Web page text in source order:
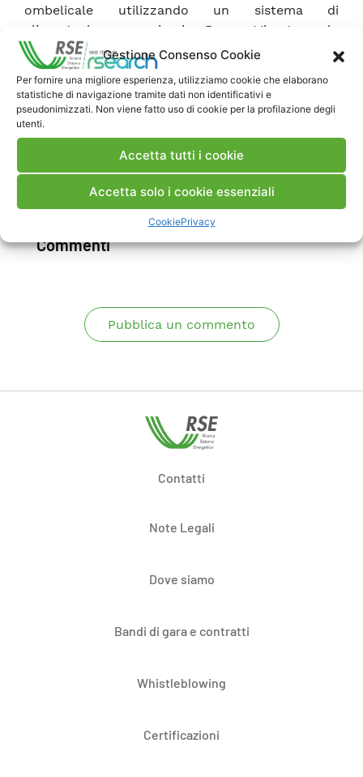
Gestione Consenso Cookie
Per fornire una migliore esperienza, utilizziamo cookie che elaborano
statistiche di navigazione tramite dati non identificativi e
pseudonimizzati. Non viene fatto uso di cookie per la profilazione degli
utenti.
Accetta tutti i cookie
Accetta solo i cookie essenziali
CookiePrivacy
ombelicale utilizzando un sistema di
alimentazione provvisorio. Per raggiungerne la
piena operatività si è reso necessario procedere
alla ristrutturazione del sistema di alimentazione
elettrica in Alta Tensione continua per poter
passare alla successiva messa in servizio di un
nuovo sistema aspo/cordone ombelicale da 800
Scarica Rapporto
Commenti
Pubblica un commento
Contatti
Note Legali
Dove siamo
Bandi di gara e contratti
Whistleblowing
Certificazioni